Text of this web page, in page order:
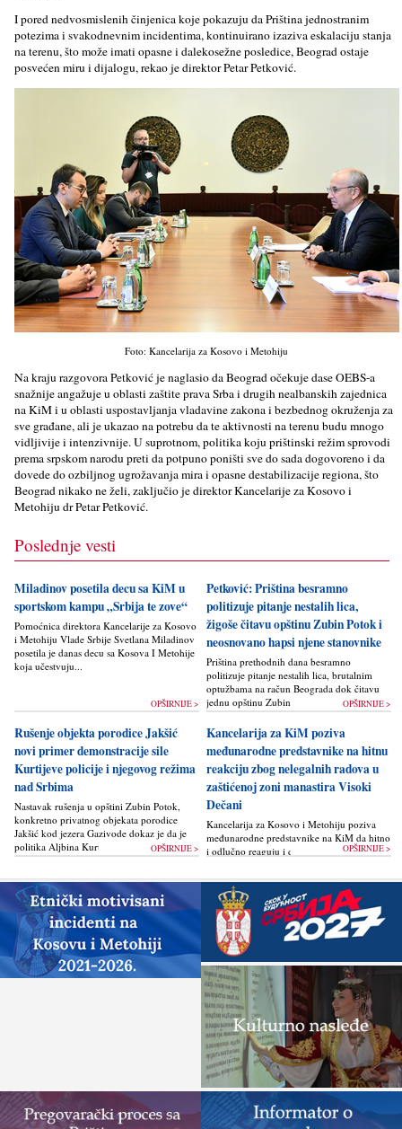
I pored nedvosmislenih činjenica koje pokazuju da Priština jednostranim
potezima i svakodnevnim incidentima, kontinuirano izaziva eskalaciju stanja
na terenu, što može imati opasne i dalekosežne posledice, Beograd ostaje
posvećen miru i dijalogu, rekao je direktor Petar Petković.
Foto: Kancelarija za Kosovo i Metohiju
Na kraju razgovora Petković je naglasio da Beograd očekuje dase OEBS-a
snažnije angažuje u oblasti zaštite prava Srba i drugih nealbanskih zajednica
na KiM i u oblasti uspostavljanja vladavine zakona i bezbednog okruženja za
sve građane, ali je ukazao na potrebu da te aktivnosti na terenu budu mnogo
vidljivije i intenzivnije. U suprotnom, politika koju prištinski režim sprovodi
prema srpskom narodu preti da potpuno poništi sve do sada dogovoreno i da
dovede do ozbiljnog ugrožavanja mira i opasne destabilizacije regiona, što
Beograd nikako ne želi, zaključio je direktor Kancelarije za Kosovo i
Metohiju dr Petar Petković.
Poslednje vesti
Miladinov posetila decu sa KiM u
sportskom kampu „Srbija te zove“
Pomoćnica direktora Kancelarije za Kosovo
i Metohiju Vlade Srbije Svetlana Miladinov
posetila je danas decu sa Kosova I Metohije
koja učestvuju...
OPŠIRNIJE >
Petković: Priština besramno
politizuje pitanje nestalih lica,
žigoše čitavu opštinu Zubin Potok i
neosnovano hapsi njene stanovnike
Priština prethodnih dana besramno
politizuje pitanje nestalih lica, brutalnim
optužbama na račun Beograda dok čitavu
jednu opštinu Zubin Potok žigoše...OPŠIRNIJE >
Rušenje objekta porodice Jakšić
novi primer demonstracije sile
Kurtijeve policije i njegovog režima
nad Srbima
Nastavak rušenja u opštini Zubin Potok,
konkretno privatnog objekata porodice
Jakšić kod jezera Gazivode dokaz je da je
politika Alјbina Kurtija...
OPŠIRNIJE >
Kancelarija za KiM poziva
međunarodne predstavnike na hitnu
reakciju zbog nelegalnih radova u
zaštićenoj zoni manastira Visoki
Dečani
Kancelarija za Kosovo i Metohiju poziva
međunarodne predstavnike na KiM da hitno
i odlučno reaguju i da bez odlaganja
građevinskih...
OPŠIRNIJE >